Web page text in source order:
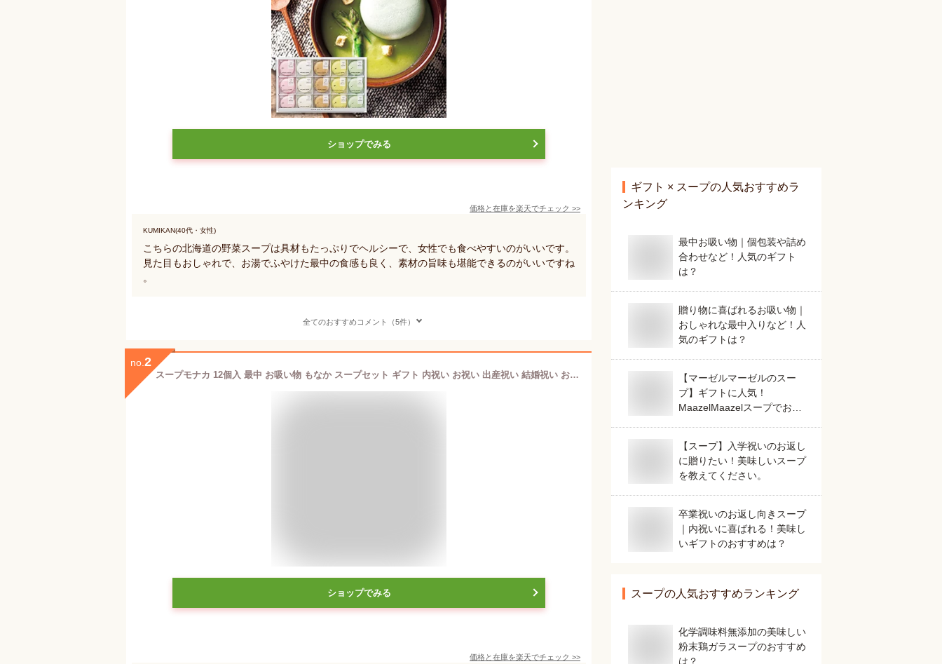
ショップでみる
価格と在庫を楽天でチェック >>
KUMIKAN(40代・女性)
こちらの北海道の野菜スープは具材もたっぷりでヘルシーで、女性でも食べやすいのがいいです。
見た目もおしゃれで、お湯でふやけた最中の食感も良く、素材の旨味も堪能できるのがいいですね
。
全てのおすすめコメント（5件）
no. 2
スープモナカ 12個入 最中 お吸い物 もなか スープセット ギフト 内祝い お祝い 出産祝い 結婚祝い お返し スープ モナカ 詰め合わせ 常温 スープギフト おしゃれ スープ詰め合わせセット プレゼント 食品 贈答品 贈り物 センスいい 香典返し 法事 引き出物 ご挨拶 手土産
ショップでみる
価格と在庫を楽天でチェック >>
ギフト × スープの人気おすすめラ
ンキング
最中お吸い物｜個包装や詰め
合わせなど！人気のギフト
は？
贈り物に喜ばれるお吸い物｜
おしゃれな最中入りなど！人
気のギフトは？
【マーゼルマーゼルのスー
プ】ギフトに人気！
MaazelMaazelスープでおす
【スープ】入学祝いのお返し
に贈りたい！美味しいスープ
を教えてください。
卒業祝いのお返し向きスープ
｜内祝いに喜ばれる！美味し
いギフトのおすすめは？
スープの人気おすすめランキング
化学調味料無添加の美味しい
粉末鶏ガラスープのおすすめ
は？